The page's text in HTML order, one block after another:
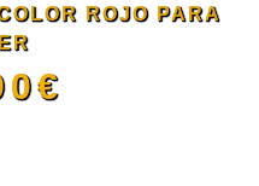
ROJO PARA
€